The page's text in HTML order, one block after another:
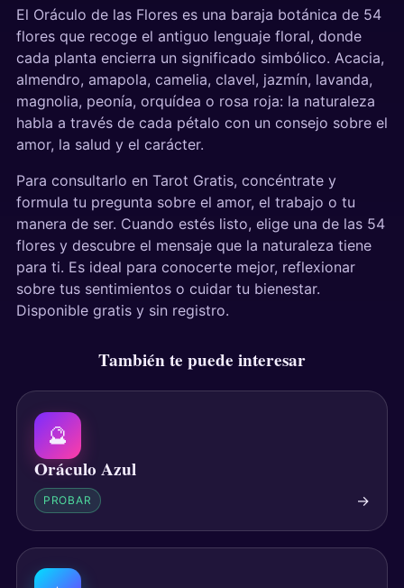
El Oráculo de las Flores es una baraja botánica de 54
flores que recoge el antiguo lenguaje floral, donde
cada planta encierra un significado simbólico. Acacia,
almendro, amapola, camelia, clavel, jazmín, lavanda,
magnolia, peonía, orquídea o rosa roja: la naturaleza
habla a través de cada pétalo con un consejo sobre el
amor, la salud y el carácter.
Para consultarlo en Tarot Gratis, concéntrate y
formula tu pregunta sobre el amor, el trabajo o tu
manera de ser. Cuando estés listo, elige una de las 54
flores y descubre el mensaje que la naturaleza tiene
para ti. Es ideal para conocerte mejor, reflexionar
sobre tus sentimientos o cuidar tu bienestar.
Disponible gratis y sin registro.
También te puede interesar
🔮
Oráculo Azul
PROBAR →